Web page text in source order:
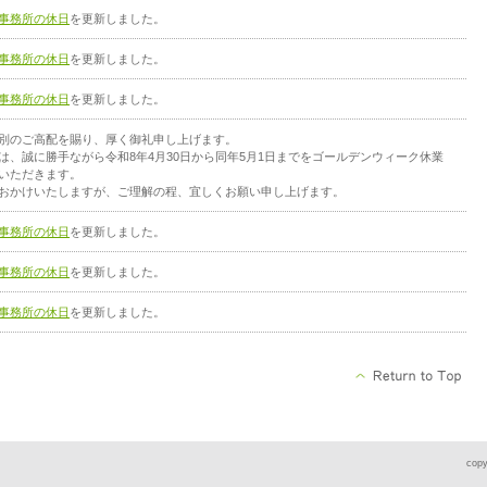
務所の休日 を更新しました。
務所の休日 を更新しました。
務所の休日 を更新しました。
のご高配を賜り、厚く御礼申し上げます。
、誠に勝手ながら令和8年4月30日から同年5月1日までをゴールデンウィーク休業
ただきます。
かけいたしますが、ご理解の程、宜しくお願い申し上げます。
務所の休日 を更新しました。
務所の休日 を更新しました。
務所の休日 を更新しました。